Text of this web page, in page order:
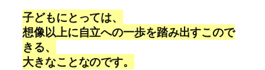
子どもにとっては、
想像以上に自立への一歩を踏み出すこので
きる、
大きなことなのです。